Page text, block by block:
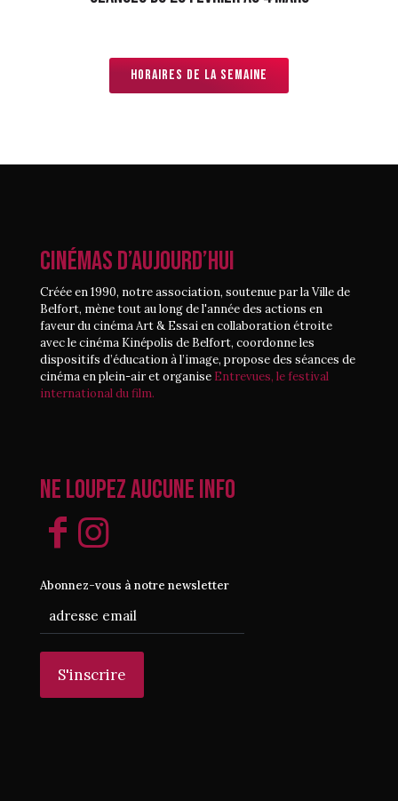
Horaires de la semaine
CINÉMAS D’AUJOURD’HUI
Créée en 1990, notre association, soutenue par la Ville de
Belfort, mène tout au long de l'année des actions en
faveur du cinéma Art & Essai en collaboration étroite
avec le cinéma Kinépolis de Belfort, coordonne les
dispositifs d’éducation à l’image, propose des séances de
cinéma en plein-air et organise Entrevues, le festival
international du film.
Ne loupez aucune info
Abonnez-vous à notre newsletter